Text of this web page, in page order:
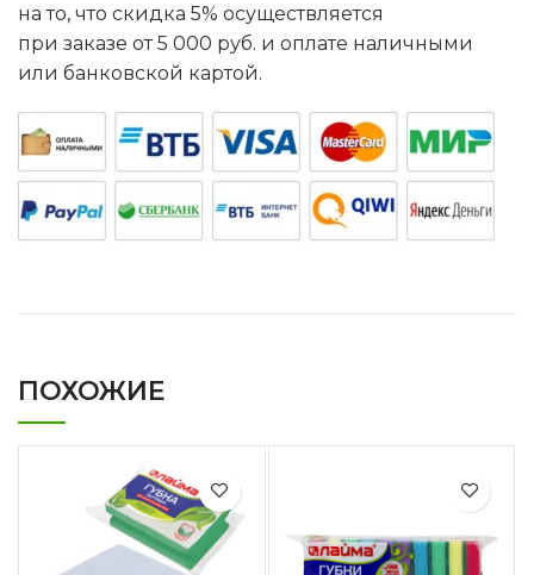
на то, что скидка 5% осуществляется
при заказе от 5 000 руб. и оплате наличными
или банковской картой.
ПОХОЖИЕ